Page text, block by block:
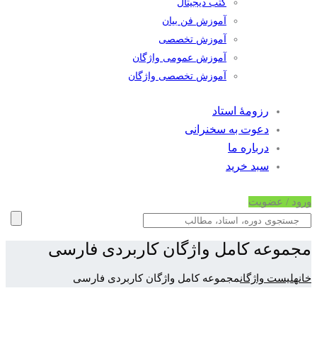
کتب دیجیتال
آموزش فن بیان
آموزش تخصصی
آموزش عمومی واژگان
آموزش تخصصی واژگان
رزومۀ استاد
دعوت به سخنرانی
درباره ما
سبد خرید
ورود / عضویت
مجموعه کامل واژگان کاربردی فارسی
خانهلیست واژگانمجموعه کامل واژگان کاربردی فارسی